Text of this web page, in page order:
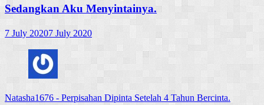
Sedangkan Aku Menyintainya.
7 July 20207 July 2020
Natasha1676 - Perpisahan Dipinta Setelah 4 Tahun Bercinta.